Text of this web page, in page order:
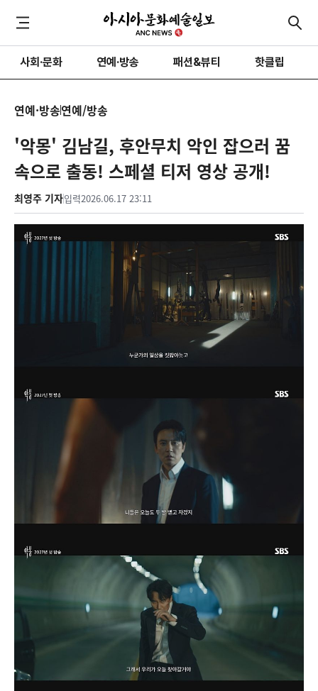
사회·문화 연예·방송 패션&뷰티 핫클립
연예·방송연예/방송
'악몽' 김남길, 후안무치 악인 잡으러 꿈
속으로 출동! 스페셜 티저 영상 공개!
최영주 기자입력2026.06.17 23:11